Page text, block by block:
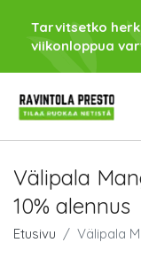
Tarvitsetko
viikonloppua
Välipala
10% alennus
Etusivu Välipala